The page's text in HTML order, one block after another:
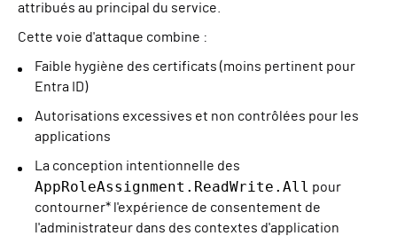
attribués au principal du service.
Cette voie d'attaque combine :
Faible hygiène des certificats (moins pertinent pour
Entra ID)
Autorisations excessives et non contrôlées pour les
applications
La conception intentionnelle des
AppRoleAssignment.ReadWrite.All pour
contourner* l'expérience de consentement de
l'administrateur dans des contextes d'application